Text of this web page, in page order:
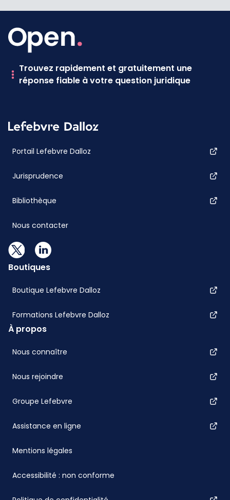
Trouvez rapidement et gratuitement une
réponse fiable à votre question juridique
Portail Lefebvre Dalloz
Jurisprudence
Bibliothèque
Nous contacter
Boutiques
Boutique Lefebvre Dalloz
Formations Lefebvre Dalloz
À propos
Nous connaître
Nous rejoindre
Groupe Lefebvre
Assistance en ligne
Mentions légales
Accessibilité : non conforme